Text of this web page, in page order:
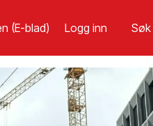
(E-blad) Logg inn